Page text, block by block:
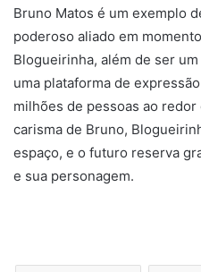
Bruno Matos é um exemplo
poderoso aliado em
Blogueirinha, além de ser
uma plataforma de
milhões de pessoas ao
carisma de Bruno,
espaço, e o futuro reserva
e sua personagem.